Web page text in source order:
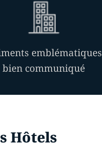
emblématiques
bien communiqué
Hôtels